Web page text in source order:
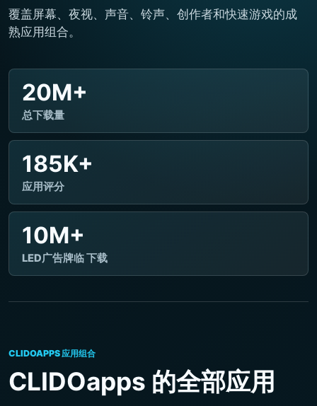
覆盖屏幕、夜视、声音、铃声、创作者和快速游戏的成
熟应用组合。
20M+
总下载量
185K+
应用评分
10M+
LED广告牌临 下载
CLIDOAPPS 应用组合
CLIDOapps 的全部应用